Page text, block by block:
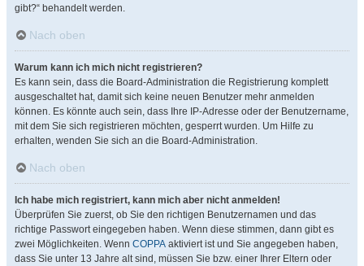
gibt?“ behandelt werden.
Nach oben
Warum kann ich mich nicht registrieren?
Es kann sein, dass die Board-Administration die Registrierung komplett
ausgeschaltet hat, damit sich keine neuen Benutzer mehr anmelden
können. Es könnte auch sein, dass Ihre IP-Adresse oder der Benutzername,
mit dem Sie sich registrieren möchten, gesperrt wurden. Um Hilfe zu
erhalten, wenden Sie sich an die Board-Administration.
Nach oben
Ich habe mich registriert, kann mich aber nicht anmelden!
Überprüfen Sie zuerst, ob Sie den richtigen Benutzernamen und das
richtige Passwort eingegeben haben. Wenn diese stimmen, dann gibt es
zwei Möglichkeiten. Wenn COPPA aktiviert ist und Sie angegeben haben,
dass Sie unter 13 Jahre alt sind, müssen Sie bzw. einer Ihrer Eltern oder